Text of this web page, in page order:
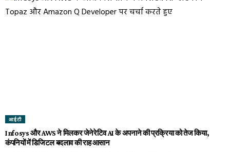
आईटी
Infosys और AWS ने मिलकर जेनेरेटिव AI के अपनाने की प्रक्रिया को तेज किया,
कंपनियों में डिजिटल बदलाव की राह आसान